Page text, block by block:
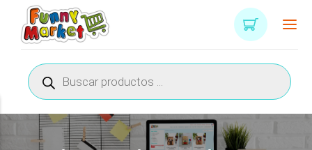
Búsqueda
de
productos